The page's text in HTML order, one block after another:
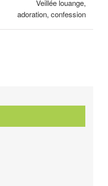
Veillée louange,
adoration, confession